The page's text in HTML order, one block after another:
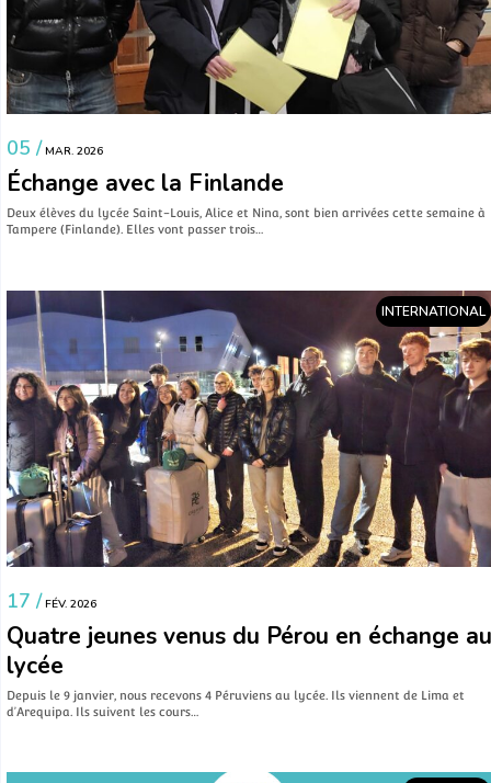
05 / MAR. 2026
Échange avec la Finlande
Deux élèves du lycée Saint-Louis, Alice et Nina, sont bien arrivées cette semaine à
Tampere (Finlande). Elles vont passer trois…
INTERNATIONAL
17 / FÉV. 2026
Quatre jeunes venus du Pérou en échange au
lycée
Depuis le 9 janvier, nous recevons 4 Péruviens au lycée. Ils viennent de Lima et
d’Arequipa. Ils suivent les cours…